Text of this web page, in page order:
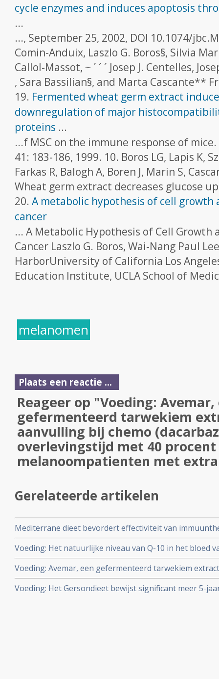
cycle enzymes and induces apoptosis
...
..., September 25, 2002, DOI 10.1074/
Comin-Anduix, Laszlo G. Boros§, Silvia
Callol-Massot, ~ ´ ´ ´ Josep J. Centelles,
, Sara Bassilian§, and Marta Cascante**
19. Fermented wheat germ extract
downregulation of major
proteins ...
...f MSC on the immune response of
41: 183-186, 1999. 10. Boros LG, Lapis K,
Farkas R, Balogh A, Boren J, Marin S,
Wheat germ extract decreases glucose
20. A metabolic hypothesis of cell
cancer
... A Metabolic Hypothesis of Cell Growth
Cancer Laszlo G. Boros, Wai-Nang Paul
Harbor­University of California Los
Education Institute, UCLA School of
melanomen
Plaats een reactie ...
Reageer op "Voeding: Avemar,
gefermenteerd tarwekiem
aanvulling bij chemo
overlevingstijd met 40
melanoompatienten met
Gerelateerde artikelen
Mediterrane dieet bevordert effectiviteit van
bij patienten met gevorderde melanoom blijkt uit de
Voeding: Het natuurlijke niveau van Q-10 in het bloed
een onafhankelijke en betrouwbare voorspeller voor
of geen recidief
Voeding: Avemar, een gefermenteerd tarwekiem
chemo (dacarbazine) verlengt overlevingstijd met 40
met extra groot risico.
Voeding: Het Gersondieet bewijst significant meer 5-